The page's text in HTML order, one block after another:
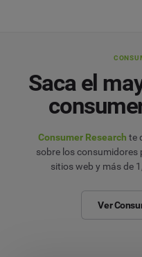
Saca el
Consumer Research te
sobre los consumidores
sitios web y más de
Ver